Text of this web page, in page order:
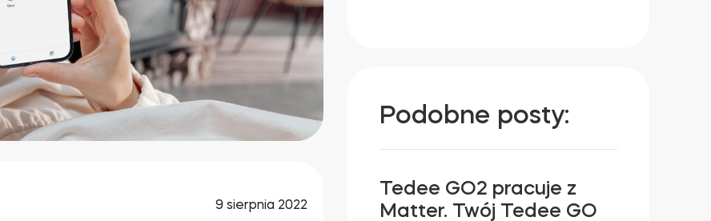
9 sierpnia 2022
Podobne posty:
Tedee GO2 pracuje z
Matter. Twój Tedee GO